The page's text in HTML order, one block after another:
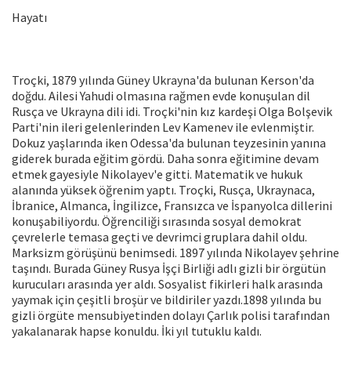
Hayatı
Troçki, 1879 yılında Güney Ukrayna'da bulunan Kerson'da
doğdu. Ailesi Yahudi olmasına rağmen evde konuşulan dil
Rusça ve Ukrayna dili idi. Troçki'nin kız kardeşi Olga Bolşevik
Parti'nin ileri gelenlerinden Lev Kamenev ile evlenmiştir.
Dokuz yaşlarında iken Odessa'da bulunan teyzesinin yanına
giderek burada eğitim gördü. Daha sonra eğitimine devam
etmek gayesiyle Nikolayev'e gitti. Matematik ve hukuk
alanında yüksek öğrenim yaptı. Troçki, Rusça, Ukraynaca,
İbranice, Almanca, İngilizce, Fransızca ve İspanyolca dillerini
konuşabiliyordu. Öğrenciliği sırasında sosyal demokrat
çevrelerle temasa geçti ve devrimci gruplara dahil oldu.
Marksizm görüşünü benimsedi. 1897 yılında Nikolayev şehrine
taşındı. Burada Güney Rusya İşçi Birliği adlı gizli bir örgütün
kurucuları arasında yer aldı. Sosyalist fikirleri halk arasında
yaymak için çeşitli broşür ve bildiriler yazdı.1898 yılında bu
gizli örgüte mensubiyetinden dolayı Çarlık polisi tarafından
yakalanarak hapse konuldu. İki yıl tutuklu kaldı.